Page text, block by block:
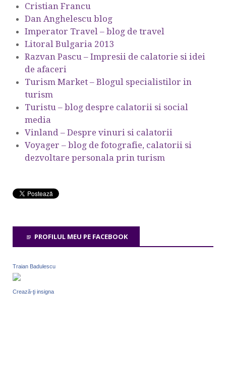
Cristian Francu
Dan Anghelescu blog
Imperator Travel – blog de travel
Litoral Bulgaria 2013
Razvan Pascu – Impresii de calatorie si idei
de afaceri
Turism Market – Blogul specialistilor in
turism
Turistu – blog despre calatorii si social
media
Vinland – Despre vinuri si calatorii
Voyager – blog de fotografie, calatorii si
dezvoltare personala prin turism
PROFILUL MEU PE FACEBOOK
Traian Badulescu
Crează-ţi insigna